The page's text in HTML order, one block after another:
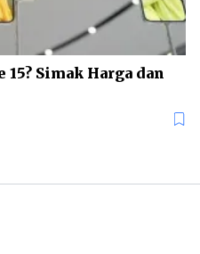
Simak Harga dan